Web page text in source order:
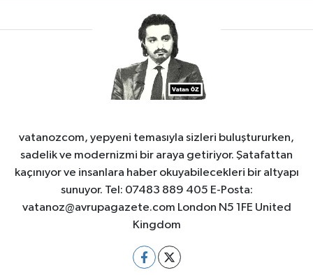
vatanozcom, yepyeni temasıyla sizleri buluştururken,
sadelik ve modernizmi bir araya getiriyor. Şatafattan
kaçınıyor ve insanlara haber okuyabilecekleri bir altyapı
sunuyor. Tel: 07483 889 405 E-Posta:
vatanoz@avrupagazete.com London N5 1FE United
Kingdom